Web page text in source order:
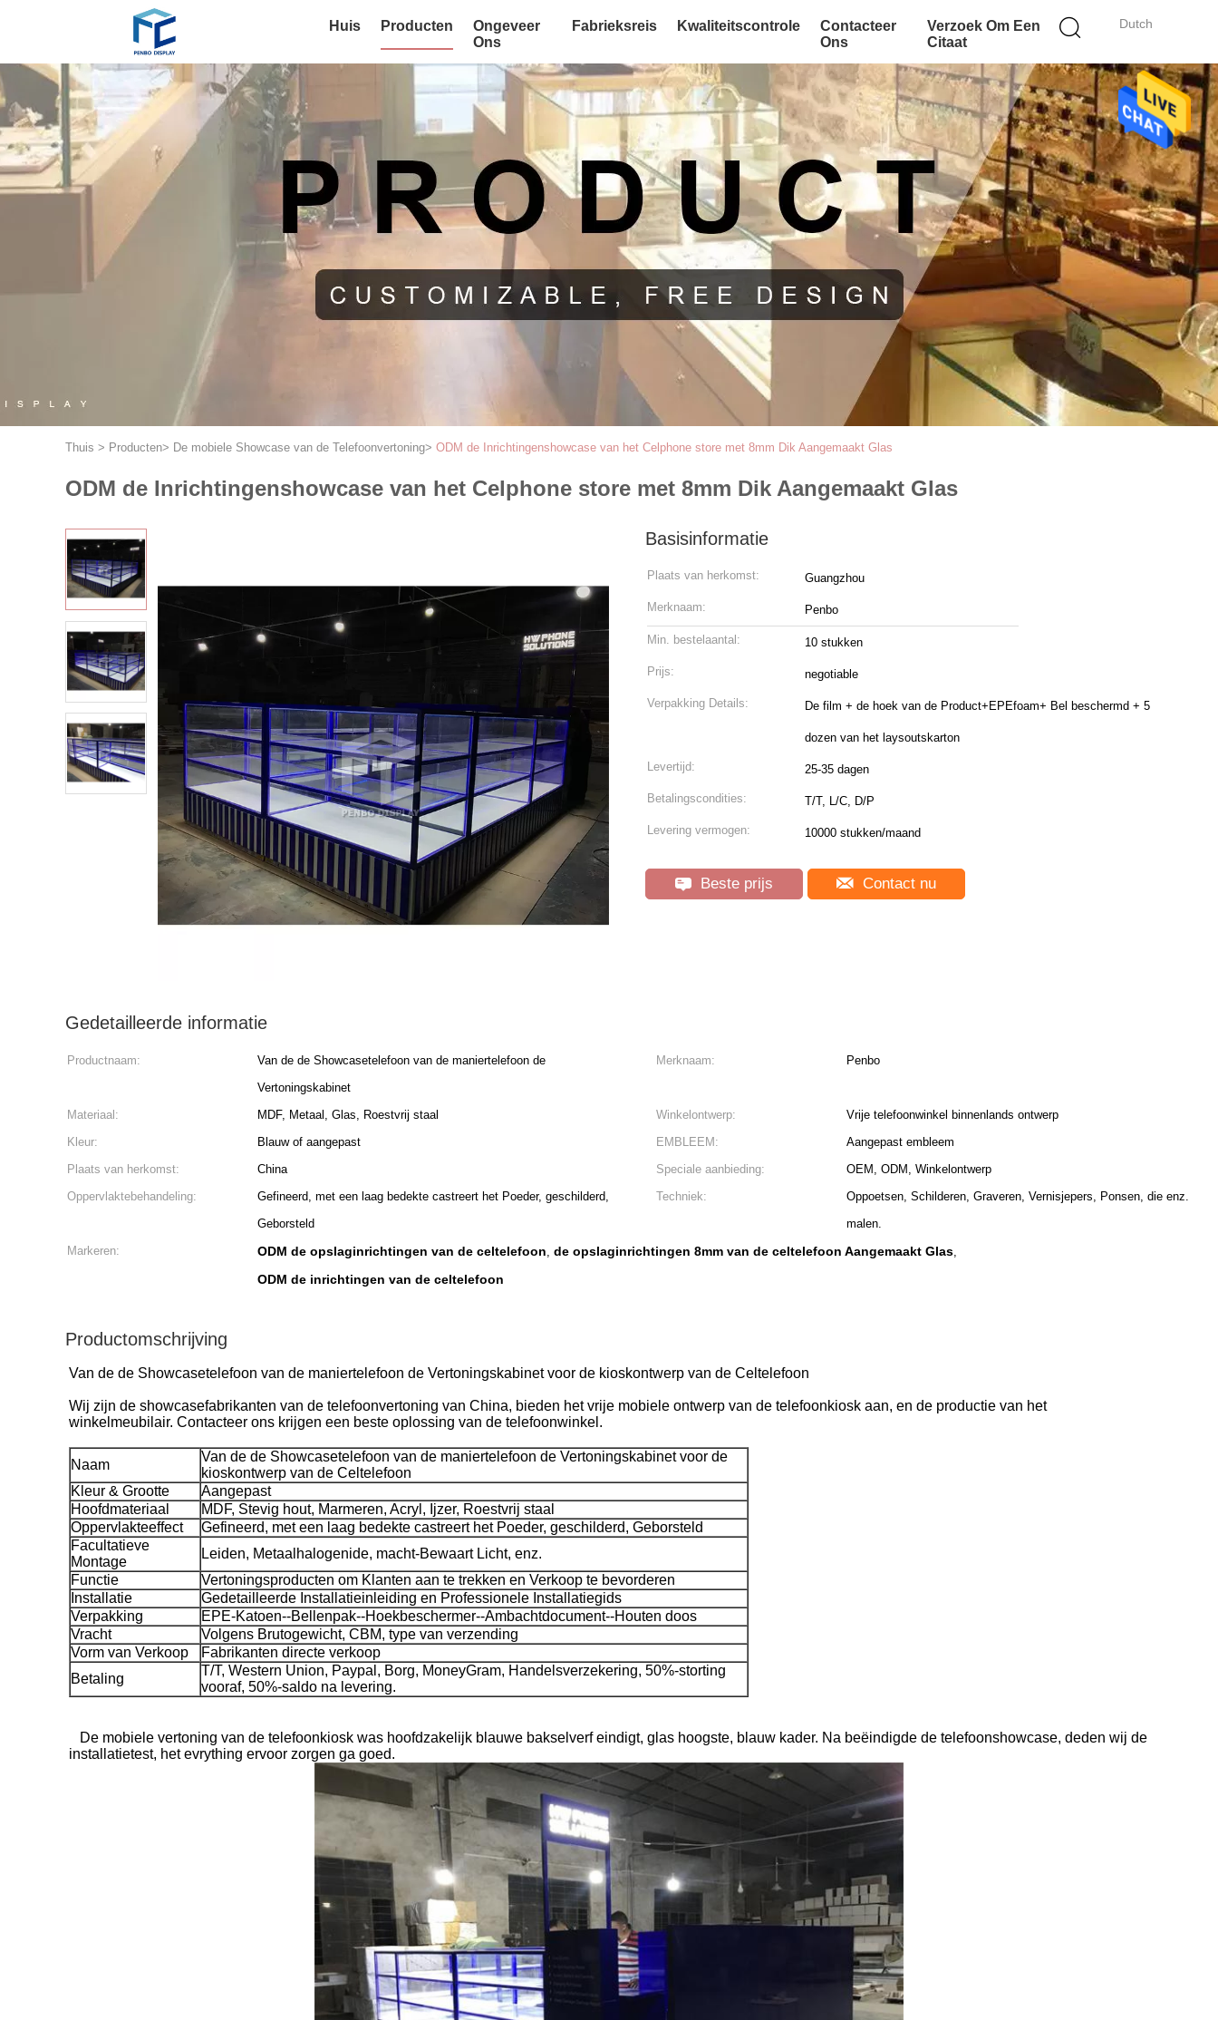
Dutch
Huis Producten
Ongeveer
Ons
Fabrieksreis Kwaliteitscontrole
Contacteer
Ons
Verzoek Om Een
Citaat
Thuis > Producten> De mobiele Showcase van de Telefoonvertoning> ODM de Inrichtingenshowcase van het Celphone store met 8mm Dik Aangemaakt Glas
ODM de Inrichtingenshowcase van het Celphone store met 8mm Dik Aangemaakt Glas
Basisinformatie
Plaats van herkomst: Guangzhou
Merknaam: Penbo
Min. bestelaantal: 10 stukken
Prijs: negotiable
Verpakking Details: De film + de hoek van de Product+EPEfoam+ Bel beschermd + 5
dozen van het laysoutskarton
Levertijd: 25-35 dagen
Betalingscondities: T/T, L/C, D/P
Levering vermogen: 10000 stukken/maand
Beste prijs Contact nu
Gedetailleerde informatie
Productnaam:
Van de de Showcasetelefoon van de maniertelefoon de
Vertoningskabinet
Merknaam: Penbo
Materiaal: MDF, Metaal, Glas, Roestvrij staal Winkelontwerp:
Vrije telefoonwinkel binnenlands ontwerp
Kleur:
Blauw of aangepast EMBLEEM:
Aangepast embleem
Plaats van herkomst:
China Speciale aanbieding:
OEM, ODM, Winkelontwerp
Oppervlaktebehandeling:
Gefineerd, met een laag bedekte castreert het Poeder, geschilderd,
Geborsteld
Techniek:
Oppoetsen, Schilderen, Graveren, Vernisjepers, Ponsen, die enz.
malen.
Markeren:
ODM de opslaginrichtingen van de celtelefoon, de opslaginrichtingen 8mm van de celtelefoon Aangemaakt Glas,
ODM de inrichtingen van de celtelefoon
Productomschrijving
Van de de Showcasetelefoon van de maniertelefoon de Vertoningskabinet voor de kioskontwerp van de Celtelefoon
Wij zijn de showcasefabrikanten van de telefoonvertoning van China, bieden het vrije mobiele ontwerp van de telefoonkiosk aan, en de productie van het
winkelmeubilair. Contacteer ons krijgen een beste oplossing van de telefoonwinkel.
Naam
Van de de Showcasetelefoon van de maniertelefoon de Vertoningskabinet voor de
kioskontwerp van de Celtelefoon
Kleur & Grootte
Aangepast
Hoofdmateriaal
MDF, Stevig hout, Marmeren, Acryl, Ijzer, Roestvrij staal
Oppervlakteeffect
Gefineerd, met een laag bedekte castreert het Poeder, geschilderd, Geborsteld
Facultatieve
Montage
Leiden, Metaalhalogenide, macht-Bewaart Licht, enz.
Functie
Vertoningsproducten om Klanten aan te trekken en Verkoop te bevorderen
Installatie
Gedetailleerde Installatieinleiding en Professionele Installatiegids
Verpakking
EPE-Katoen--Bellenpak--Hoekbeschermer--Ambachtdocument--Houten doos
Vracht
Volgens Brutogewicht, CBM, type van verzending
Vorm van Verkoop
Fabrikanten directe verkoop
Betaling
T/T, Western Union, Paypal, Borg, MoneyGram, Handelsverzekering, 50%-storting
vooraf, 50%-saldo na levering.
De mobiele vertoning van de telefoonkiosk was hoofdzakelijk blauwe bakselverf eindigt, glas hoogste, blauw kader. Na beëindigde de telefoonshowcase, deden wij de
installatietest, het evrything ervoor zorgen ga goed.